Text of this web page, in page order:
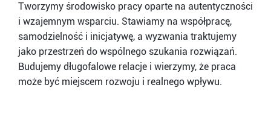
Tworzymy środowisko pracy oparte na autentyczności
i wzajemnym wsparciu. Stawiamy na współpracę,
samodzielność i inicjatywę, a wyzwania traktujemy
jako przestrzeń do wspólnego szukania rozwiązań.
Budujemy długofalowe relacje i wierzymy, że praca
może być miejscem rozwoju i realnego wpływu.